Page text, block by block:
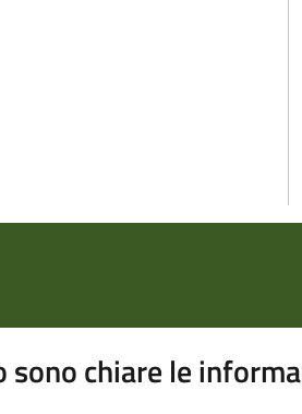
sono chiare le